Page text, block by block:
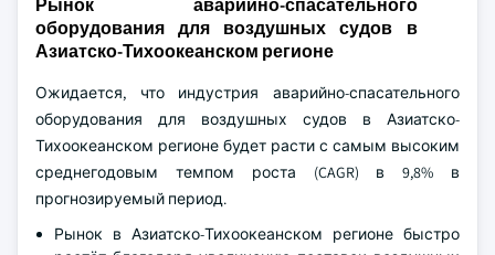
оборудования для воздушных судов в
Азиатско-Тихоокеанском регионе
Ожидается, что индустрия аварийно-спасательного
оборудования для воздушных судов в Азиатско-
Тихоокеанском регионе будет расти с самым высоким
среднегодовым темпом роста (CAGR) в 9,8% в
прогнозируемый период.
Рынок в Азиатско-Тихоокеанском регионе быстро